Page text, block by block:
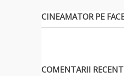
CINEAMATOR PE
COMENTARII